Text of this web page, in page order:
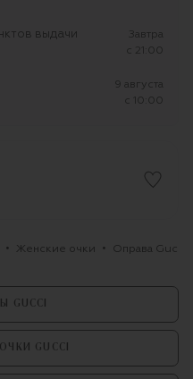
выдачи
Завтра
c 21:00
9 августа
c 10:00
Женские очки Оправа Gucci
GUCCI
GUCCI